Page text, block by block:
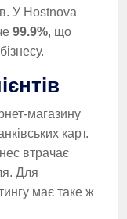
У Hostnova
99.9%, що
магазину
карт.
втрачає
Для
має таке ж